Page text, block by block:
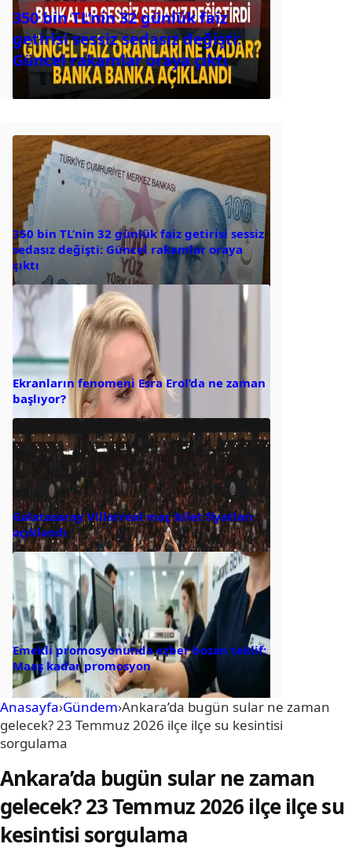
350 bin TL’nin 32 günlük faiz
getirisi sessiz sedasız değişti:
Güncel rakamlar oraya çıktı
350 bin TL’nin 32 günlük faiz getirisi sessiz
sedasız değişti: Güncel rakamlar oraya
çıktı
Ekranların fenomeni Esra Erol’da ne zaman
başlıyor?
Galatasaray Villarreal maç bilet fiyatları
açıklandı
Emekli promosyonunda ezber bozan teklif:
Maaş kadar promosyon
Anasayfa›Gündem›Ankara’da bugün sular ne zaman
gelecek? 23 Temmuz 2026 ilçe ilçe su kesintisi
sorgulama
Ankara’da bugün sular ne zaman
gelecek? 23 Temmuz 2026 ilçe ilçe su
kesintisi sorgulama